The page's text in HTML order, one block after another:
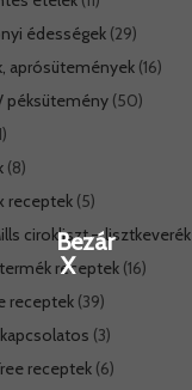
édességek(29)
aprósütemények(16)
péksütemény(50)
(8)
receptek(5)
cirokliszt – lisztkeverék
receptek(16)
receptek(39)
(3)
receptek(6)
Bezár
X